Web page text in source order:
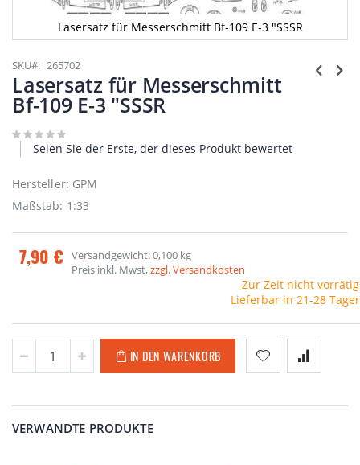
Lasersatz für Messerschmitt Bf-109 E-3 "SSSR
Anfang
der
Bildgalerie
springen
SKU 265702
Lasersatz für Messerschmitt
Bf-109 E-3 "SSSR
Seien Sie der Erste, der dieses Produkt bewertet
Hersteller: GPM
Maßstab: 1:33
7,90 € Versandgewicht: 0,100 kg
Preis inkl. Mwst,zzgl. Versandkosten
Zur Zeit nicht
Lieferbar in 21-28
IN DEN WARENKORB
VERWANDTE PRODUKTE